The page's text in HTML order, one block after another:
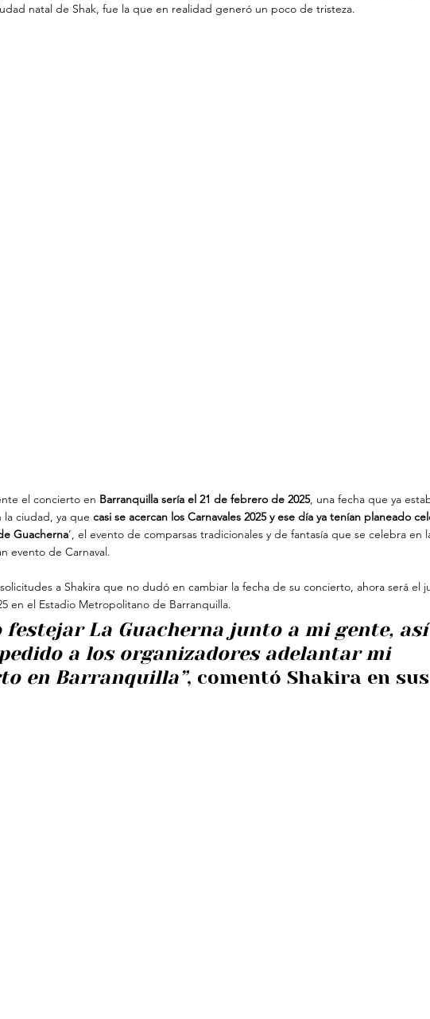
natal de Shak, fue la que en realidad generó un poco de tristeza.
el concierto en Barranquilla sería el 21 de febrero de 2025, una fecha que ya
ciudad, ya que casi se acercan los Carnavales 2025 y ese día ya tenían planeado
Guacherna’, el evento de comparsas tradicionales y de fantasía que se celebra en
evento de Carnaval.
a Shakira que no dudó en cambiar la fecha de su concierto, ahora será el
en el Estadio Metropolitano de Barranquilla.
festejar La Guacherna junto a mi gente, así
a los organizadores adelantar mi
en Barranquilla”, comentó Shakira en sus